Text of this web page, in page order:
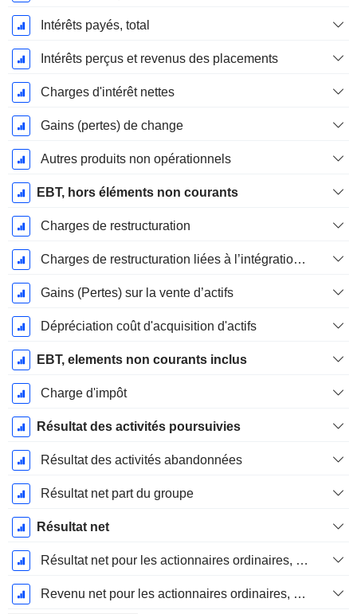
Intérêts payés, total
Intérêts perçus et revenus des placements
Charges d'intérêt nettes
Gains (pertes) de change
Autres produits non opérationnels
EBT, hors éléments non courants
Charges de restructuration
Charges de restructuration liées à l’intégration d’une nouvelle activité (Fusions, Acquisitions)
Gains (Pertes) sur la vente d’actifs
Dépréciation coût d'acquisition d'actifs
EBT, elements non courants inclus
Charge d'impôt
Résultat des activités poursuivies
Résultat des activités abandonnées
Résultat net part du groupe
Résultat net
Résultat net pour les actionnaires ordinaires, éléments exceptionnels inclus.
Revenu net pour les actionnaires ordinaires, hors éléments exceptionnelsRésultat net pour les actionnaires ordinaires, éléments exceptionnels exclus.